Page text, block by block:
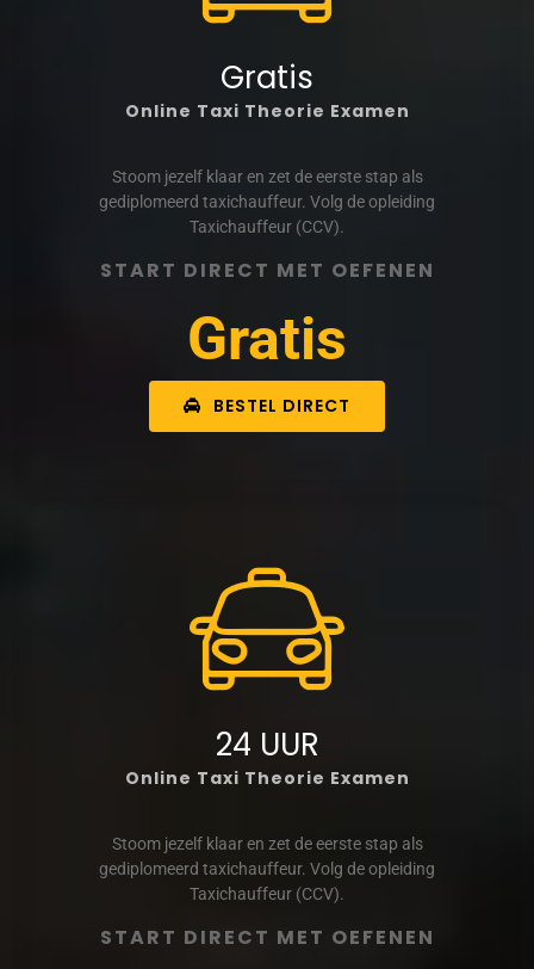
Gratis
Online Taxi Theorie Examen
Stoom jezelf klaar en zet de eerste stap als
gediplomeerd taxichauffeur. Volg de opleiding
Taxichauffeur (CCV).
START DIRECT MET OEFENEN
Gratis
BESTEL DIRECT
24 UUR
Online Taxi Theorie Examen
Stoom jezelf klaar en zet de eerste stap als
gediplomeerd taxichauffeur. Volg de opleiding
Taxichauffeur (CCV).
START DIRECT MET OEFENEN